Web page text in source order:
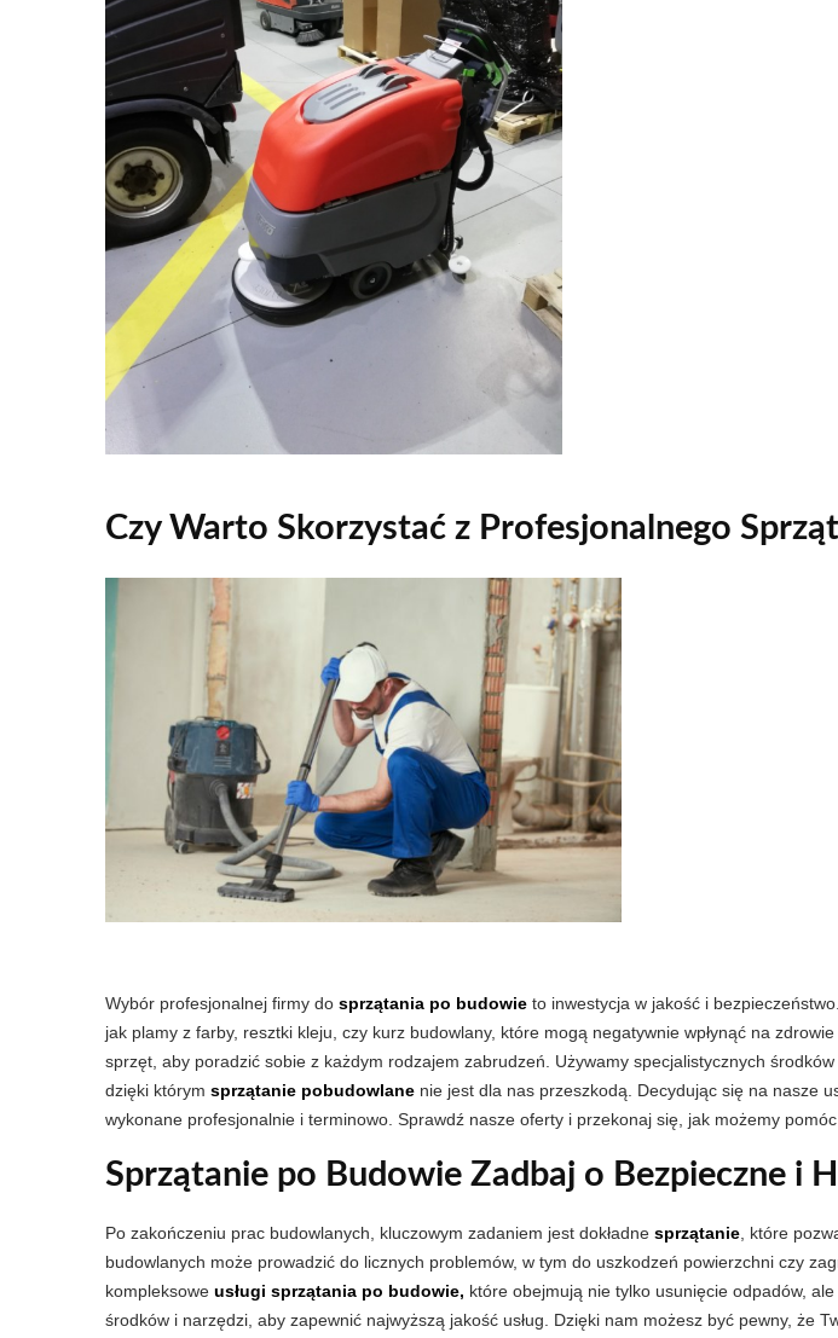
Czy Warto Skorzystać z Profesjonalnego
Wybór profesjonalnej firmy do sprzątania po budowie to inwestycja w jakość i
jak plamy z farby, resztki kleju, czy kurz budowlany, które mogą negatywnie wpłynąć na
sprzęt, aby poradzić sobie z każdym rodzajem zabrudzeń. Używamy specjalistycznych
dzięki którym sprzątanie pobudowlane nie jest dla nas przeszkodą. Decydując się na nasze
wykonane profesjonalnie i terminowo. Sprawdź nasze oferty i przekonaj się, jak możemy
Sprzątanie po Budowie Zadbaj o Bezpieczne i
Po zakończeniu prac budowlanych, kluczowym zadaniem jest dokładne sprzątanie , które
budowlanych może prowadzić do licznych problemów, w tym do uszkodzeń powierzchni czy
kompleksowe usługi sprzątania po budowie, które obejmują nie tylko usunięcie odpadów,
środków i narzędzi, aby zapewnić najwyższą jakość usług. Dzięki nam możesz być pewny, że